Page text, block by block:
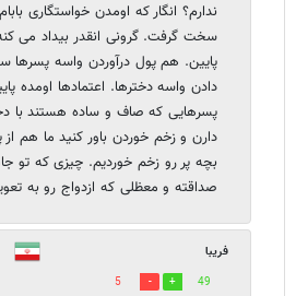
ندارم؟ انگار که اومدن خواستگاری
سخت گرفت. گرونی انقدر بیداد می
پایین. هم پول درآوردن واسه
دادن واسه دخترها. اعتمادها اومده
پسرهایی که صاف و ساده هستند با
دارن و زخم خوردن باور کنید ما هم
بچه پر رو زخم خوردیم. چیزی که تو
صداقته و معظلی که ازدواج رو به
فریبا
49
5